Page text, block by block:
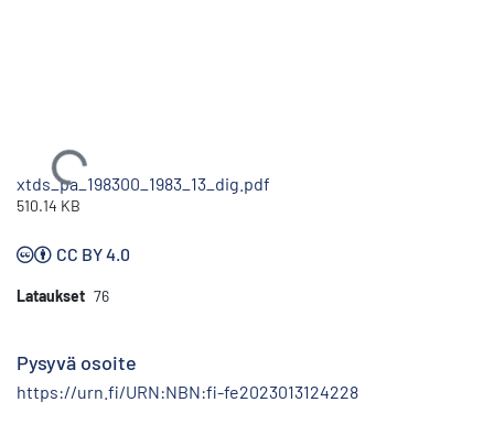
Ladataan...
xtds_pa_198300_1983_13_dig.pdf
510.14 KB
CC BY 4.0
Lataukset 76
Pysyvä osoite
https://urn.fi/URN:NBN:fi-fe2023013124228